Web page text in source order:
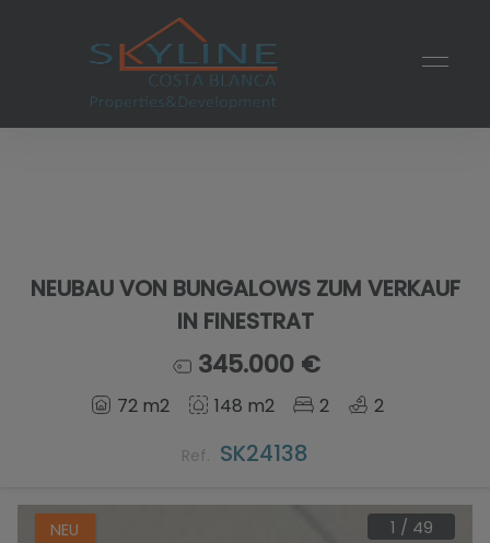
NEUBAU VON BUNGALOWS ZUM VERKAUF
IN FINESTRAT
345.000 €
72 m2 148 m2 2 2
Ref. SK24138
NEU 1 / 49